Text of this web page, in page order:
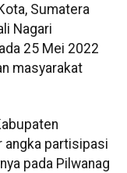
Sumatera
Nagari
25 Mei 2022
masyarakat
angka partisipasi
pada Pilwanag